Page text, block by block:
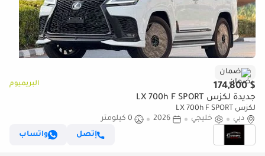
ضمان
$ 174,800 البريميوم
جديدة لكزس LX 700h F SPORT
لكزس LX 700h F SPORT
دبي
خليجي 2026
0 كيلومتر
إتصل
واتساب